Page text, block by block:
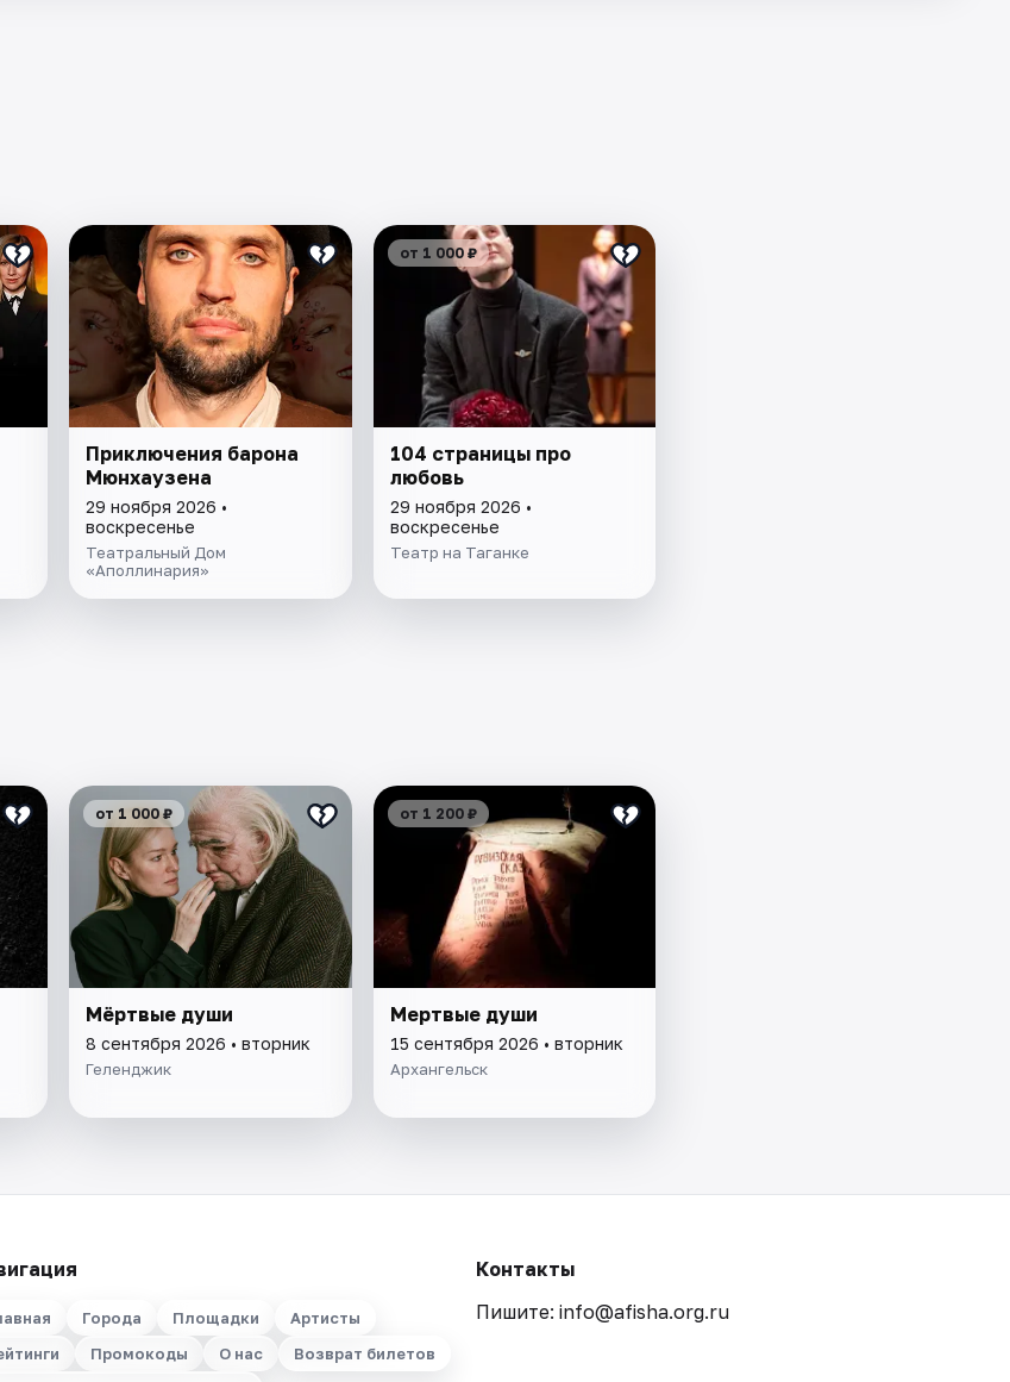
Приключения барона
Мюнхаузена
29 ноября 2026 •
воскресенье
Театральный Дом
«Аполлинария»
от 1 000 ₽
104 страницы про
любовь
29 ноября 2026 •
воскресенье
Театр на Таганке
от 1 000 ₽
Мёртвые души
8 сентября 2026 • вторник
Геленджик
от 1 200 ₽
Мертвые души
15 сентября 2026 • вторник
Архангельск
Города Площадки
Артисты
Промокоды О нас
Возврат билетов
Контакты
Пишите: info@afisha.org.ru